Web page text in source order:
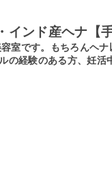
ンド産ヘナ【
です。もちろんヘ
経験のある方、妊